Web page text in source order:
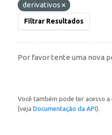
derivativos
Filtrar Resultados
Por favor tente uma nova
Você também pode ter acesso a
(veja Documentação da API).